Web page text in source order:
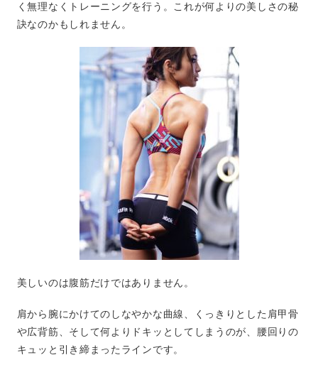
く無理なくトレーニングを行う。これが何よりの美しさの秘
訣なのかもしれません。
美しいのは腹筋だけではありません。
肩から腕にかけてのしなやかな曲線、くっきりとした肩甲骨
や広背筋、そして何よりドキッとしてしまうのが、腰回りの
キュッと引き締まったラインです。